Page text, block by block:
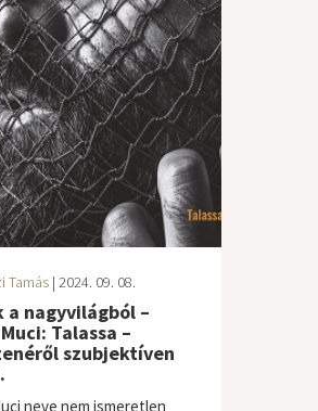
Tamás | 2024. 09. 08.
a nagyvilágból –
Talassa –
szubjektíven
neve nem ismeretlen